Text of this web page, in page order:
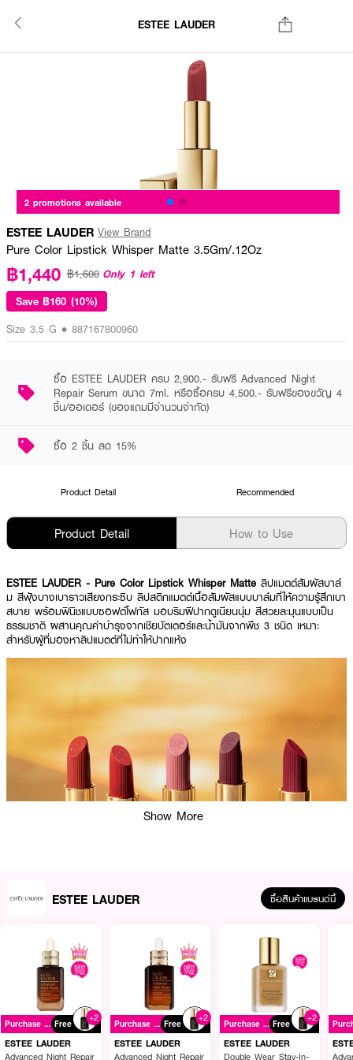
ESTEE LAUDER
2 promotions available
ESTEE LAUDER View Brand
Pure Color Lipstick Whisper Matte 3.5Gm/.12Oz
฿1,440 ฿1,600 Only 1 left
Save ฿160 (10%)
Size 3.5 G • 887167800960
ซื้อ ESTEE LAUDER ครบ 2,900.- รับฟรี Advanced Night
Repair Serum ขนาด 7ml. หรือซื้อครบ 4,500.- รับฟรีของขวัญ 4
ชิ้น/ออเดอร์ (ของแถมมีจำนวนจำกัด)
ซื้อ 2 ชิ้น ลด 15%
Product Detail Recommended
Product Detail How to Use
ESTEE LAUDER - Pure Color Lipstick Whisper Matte ลิปแมตต์สัมผัสบาล์
ม สีฟุ้งบางเบาราวเสียงกระซิบ ลิปสติกแมตต์เนื้อสัมผัสแบบบาล์มที่ให้ความรู้สึกเบา
สบาย พร้อมฟินิชแบบซอฟต์โฟกัส มอบริมฝีปากดูเนียนนุ่ม สีสวยละมุนแบบเป็น
ธรรมชาติ ผสานคุณค่าบำรุงจากเชียบัตเตอร์และน้ำมันจากพืช 3 ชนิด เหมาะ
สำหรับผู้ที่มองหาลิปแมตต์ที่ไม่ทำให้ปากแห้ง
ผลลัพธ์ที่ได้:
มอบประสบการณ์ใหม่ของลิปแมตต์ที่บางเบาและสบายผิว ด้วย BlurFusion
Technology ที่ให้ฟินิชซอฟต์โฟกัสแบบฟุ้งเบลอ กลบความไม่สม่ำเสมอของริม
Show More
ESTEE LAUDER ซื้อสินค้าแบรนด์นี้
Purchase ฿2900+ Free
+2
ESTEE LAUDER
Advanced Night Repair
Purchase ฿2900+ Free
+2
ESTEE LAUDER
Advanced Night Repair
Purchase ฿2900+ Free
+2
ESTEE LAUDER
Double Wear Stay-In-